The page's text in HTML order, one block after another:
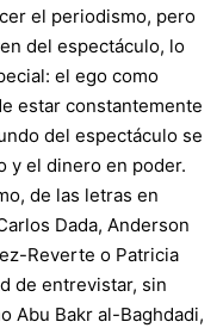
el periodismo, pero
del espectáculo, lo
el ego como
estar constantemente
del espectáculo se
y el dinero en poder.
de las letras en
Dada, Anderson
Reverte o Patricia
de entrevistar, sin
Abu Bakr al-Baghdadi,